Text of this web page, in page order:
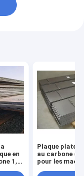
en
1,2
Plaque plate
au carbone de
pour les